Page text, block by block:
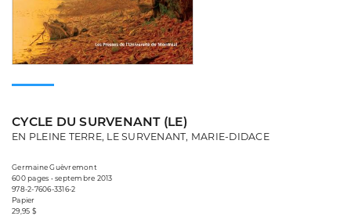
CYCLE DU SURVENANT (LE)
EN PLEINE TERRE, LE SURVENANT, MARIE-DIDACE
Germaine Guèvremont
600 pages • septembre 2013
978-2-7606-3316-2
Papier
29,95 $